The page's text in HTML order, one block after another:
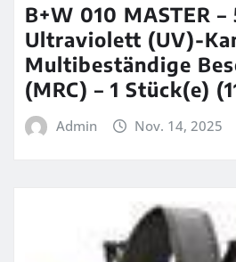
B+W 010 MASTER –
Ultraviolett (UV)-
Multibeständige
(MRC) – 1 Stück(e)
Admin Nov. 14, 2025